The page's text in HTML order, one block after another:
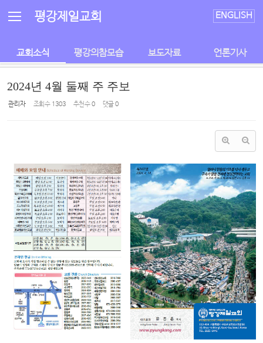
평강제일교회 ENGLISH
교회소식 평강의참모습 보도자료 언론기사
2024년 4월 둘째 주 주보
관리자 조회 수 1303 추천 수0 댓글0